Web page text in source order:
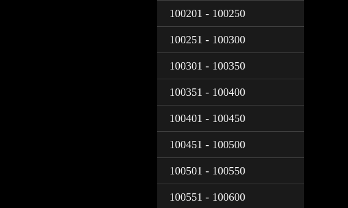
100201 - 100250
100251 - 100300
100301 - 100350
100351 - 100400
100401 - 100450
100451 - 100500
100501 - 100550
100551 - 100600